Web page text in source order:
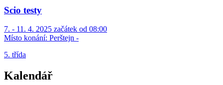
Scio testy
7. - 11. 4. 2025 začátek od 08:00
Místo konání: Perštejn -
5. třída
Kalendář